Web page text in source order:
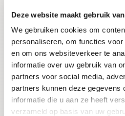
Deze website maakt gebruik
We gebruiken cookies om
personaliseren, om functies
en om ons websiteverkeer te
informatie over uw gebruik van
partners voor social media,
partners kunnen deze gegevens
informatie die u aan ze heeft
verzameld op basis van uw
Blijf op de hoogte
Ontvang het laatste wijnnieuws,
evenementen
E-mailadres